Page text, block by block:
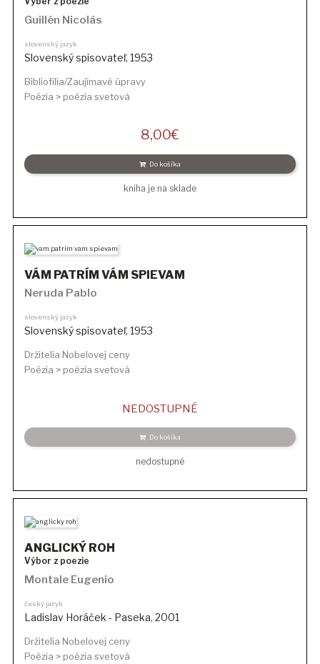
Guillén Nicolás
slovenský jazyk
Slovenský spisovateľ, 1953
Bibliofília/Zaujímavé úpravy
Poézia > poézia svetová
8,00€
Do košíka
kniha je na sklade
VÁM PATRÍM VÁM SPIEVAM
Neruda Pablo
slovenský jazyk
Slovenský spisovateľ, 1953
Držitelia Nobelovej ceny
Poézia > poézia svetová
NEDOSTUPNÉ
Do košíka
nedostupné
ANGLICKÝ ROH
Výbor z poezie
Montale Eugenio
český jazyk
Ladislav Horáček - Paseka, 2001
Držitelia Nobelovej ceny
Poézia > poézia svetová